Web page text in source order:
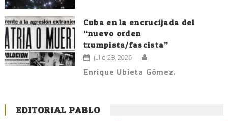
Cuba en la encrucijada del
“nuevo orden
trumpista/fascista”
julio 28, 2026
Enrique Ubieta Gómez.
EDITORIAL PABLO